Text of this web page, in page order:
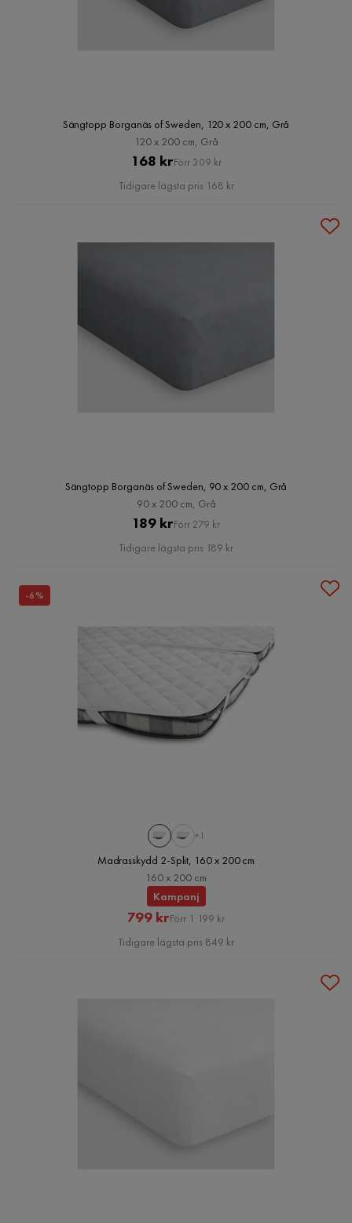
Sängtopp Borganäs of Sweden, 120 x 200 cm, Grå
120 x 200 cm, Grå
Pris
168 krOriginal
Pris
Förr 309 kr
Tidigare lägsta pris 168 kr
Sängtopp Borganäs of Sweden, 90 x 200 cm, Grå
90 x 200 cm, Grå
Pris
189 krOriginal
Pris
Förr 279 kr
Tidigare lägsta pris 189 kr
+1
Madrasskydd 2-Split, 160 x 200 cm
160 x 200 cm
Kampanj
Rabatterat
Pris
799 kr Original
Pris
Förr 1 199 kr
Tidigare lägsta pris 849 kr
-6%